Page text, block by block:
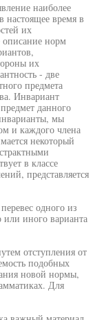
наиболее
время в
их
описание норм
их
- две
предмета
Инвариант
данного
мы
и каждого члена
некоторый
в классе
представляется
одного из
или иного варианта
отступления от
подобных
новой нормы,
Для